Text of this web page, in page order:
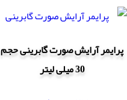
پرایمر آرایش صورت گابرینی حجم
30 میلی لیتر